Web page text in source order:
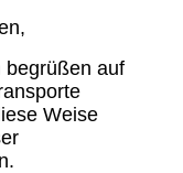
begrüßen auf
Weise